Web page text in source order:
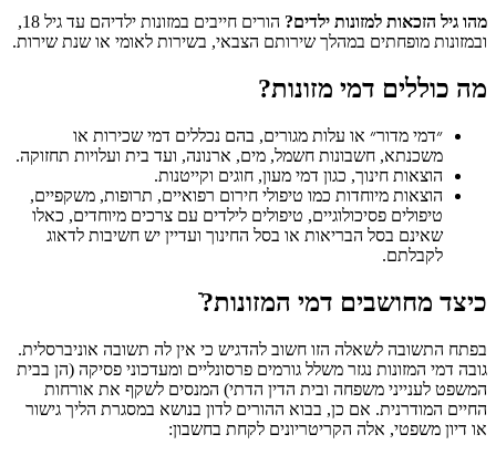
מהו גיל הזכאות למזונות ילדים?
הורים חייבים במזונות ילדיהם עד גיל 18,
ובמזונות מופחתים במהלך שירותם הצבאי, בשירות לאומי או שנת שירות.
מה כוללים דמי מזונות?
״דמי מדור״ או עלות מגורים, בהם נכללים דמי שכירות או
משכנתא, חשבונות חשמל, מים, ארנונה, ועד בית ועלויות תחזוקה.
הוצאות חינוך, כגון דמי מעון, חוגים וקייטנות.
הוצאות מיוחדות כמו טיפולי חירום רפואיים, תרופות, משקפיים,
טיפולים פסיכולוגיים, טיפולים לילדים עם צרכים מיוחדים, כאלו
שאינם בסל הבריאות או בסל החינוך ועדיין יש חשיבות לדאוג
לקבלתם.
כיצד מחושבים דמי המזונות?ֿ
בפתח התשובה לשאלה הזו חשוב להדגיש כי אין לה תשובה אוניברסלית.
גובה דמי המזונות נגזר משלל גורמים פרסונליים ומעדכוני פסיקה (הן בבית
המשפט לענייני משפחה ובית הדין הדתי) המנסים לשקף את אורחות
החיים המודרנית. אם כן, בבוא ההורים לדון בנושא במסגרת הליך גישור
או דיון משפטי, אלה הקריטריונים לקחת בחשבון: